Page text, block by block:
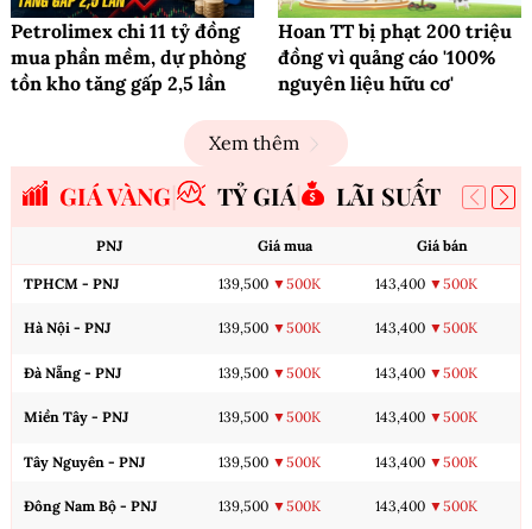
Petrolimex chi 11 tỷ đồng
mua phần mềm, dự phòng
tồn kho tăng gấp 2,5 lần
Hoan TT bị phạt 200 triệu
đồng vì quảng cáo '100%
nguyên liệu hữu cơ'
Xem thêm
GIÁ VÀNG TỶ GIÁ LÃI SUẤT
PNJ Giá mua Giá bán
TPHCM - PNJ 139,500 ▼500K 143,400 ▼500K
Hà Nội - PNJ 139,500 ▼500K 143,400 ▼500K
Đà Nẵng - PNJ 139,500 ▼500K 143,400 ▼500K
Miền Tây - PNJ 139,500 ▼500K 143,400 ▼500K
Tây Nguyên - PNJ 139,500 ▼500K 143,400 ▼500K
Đông Nam Bộ - PNJ 139,500 ▼500K 143,400 ▼500K